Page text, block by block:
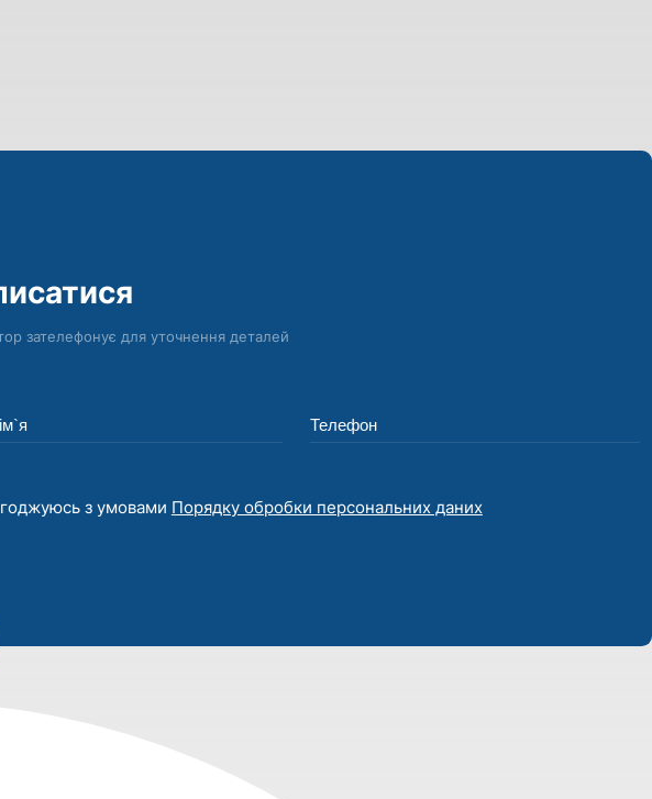
зателефонує для уточнення деталей
з умовами Порядку обробки персональних даних